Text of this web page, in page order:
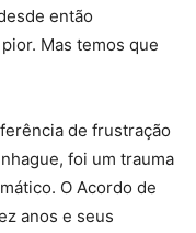
então
Mas temos que
de frustração
foi um trauma
O Acordo de
anos e seus